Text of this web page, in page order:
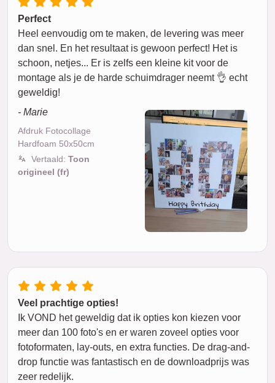
Perfect
Heel eenvoudig om te maken, de levering was meer
dan snel. En het resultaat is gewoon perfect! Het is
schoon, netjes... Er is zelfs een kleine kit voor de
montage als je de harde schuimdrager neemt 👌 echt
geweldig!
- Marie
Afdruk Fotocollage
Hardfoam 50x50cm
Vertaald: Toon
origineel (fr)
Veel prachtige opties!
Ik VOND het geweldig dat ik opties kon kiezen voor
meer dan 100 foto's en er waren zoveel opties voor
fotoformaten, lay-outs, en extra functies. De drag-and-
drop functie was fantastisch en de downloadprijs was
zeer redelijk.